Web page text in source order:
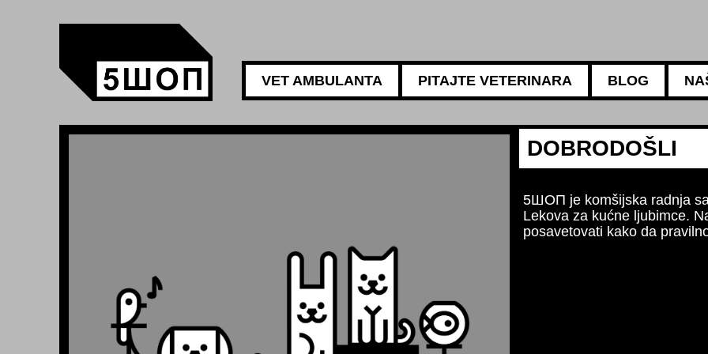
VET AMBULANTA PITAJTE VETERINARA BLOG
Za
Naši